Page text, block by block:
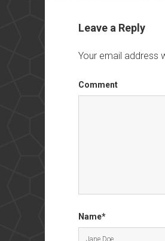
Leave a Reply
Your email address
Comment
Name*